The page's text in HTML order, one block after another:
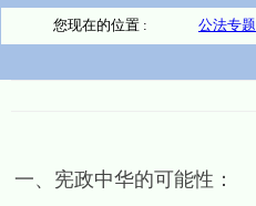
您现在的位置 : 公法专题
一、宪政中华的可能性：